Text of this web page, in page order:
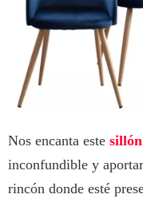
Nos encanta este
inconfundible y
rincón donde esté